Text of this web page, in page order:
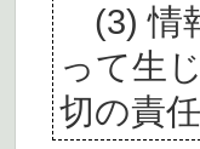
(3) 情
って生
切の責